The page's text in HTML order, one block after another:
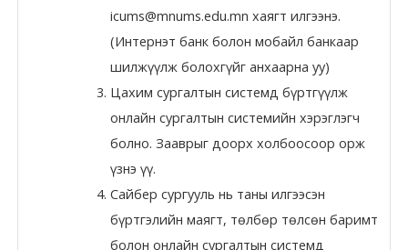
Moodle
community
Moodle
free support
Moodle
development
Moodle
icums@mnums.edu.mn хаягт илгээнэ.
(Интернэт банк болон мобайл банкаар
шилжүүлж болохгүйг анхаарна уу)
Цахим сургалтын системд бүртгүүлж
онлайн сургалтын системийн хэрэглэгч
болно. Зааврыг доорх холбоосоор орж
үзнэ үү.
Сайбер сургууль нь таны илгээсэн
бүртгэлийн маягт, төлбөр төлсөн баримт
болон онлайн сургалтын системд